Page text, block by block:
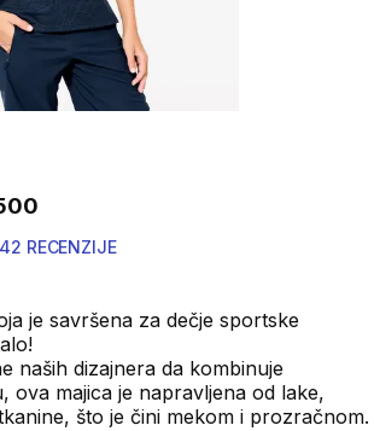
1842 Recenzije
RECENZIJE
je savršena za dečje sportske
naših dizajnera da kombinuje
ova majica je napravljena od lake,
što je čini mekom i prozračnom.